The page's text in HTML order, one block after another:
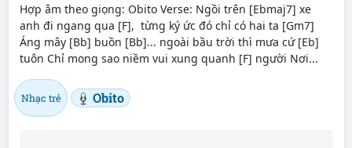
Hợp âm theo giọng: Obito Verse: Ngồi trên [Ebmaj7] xe
anh đi ngang qua [F], từng ký ức đó chỉ có hai ta [Gm7]
Áng mây [Bb] buồn [Bb]... ngoài bầu trời thì mưa cứ [Eb]
tuôn Chỉ mong sao niềm vui xung quanh [F] người Nơi...
Nhạc trẻ Obito